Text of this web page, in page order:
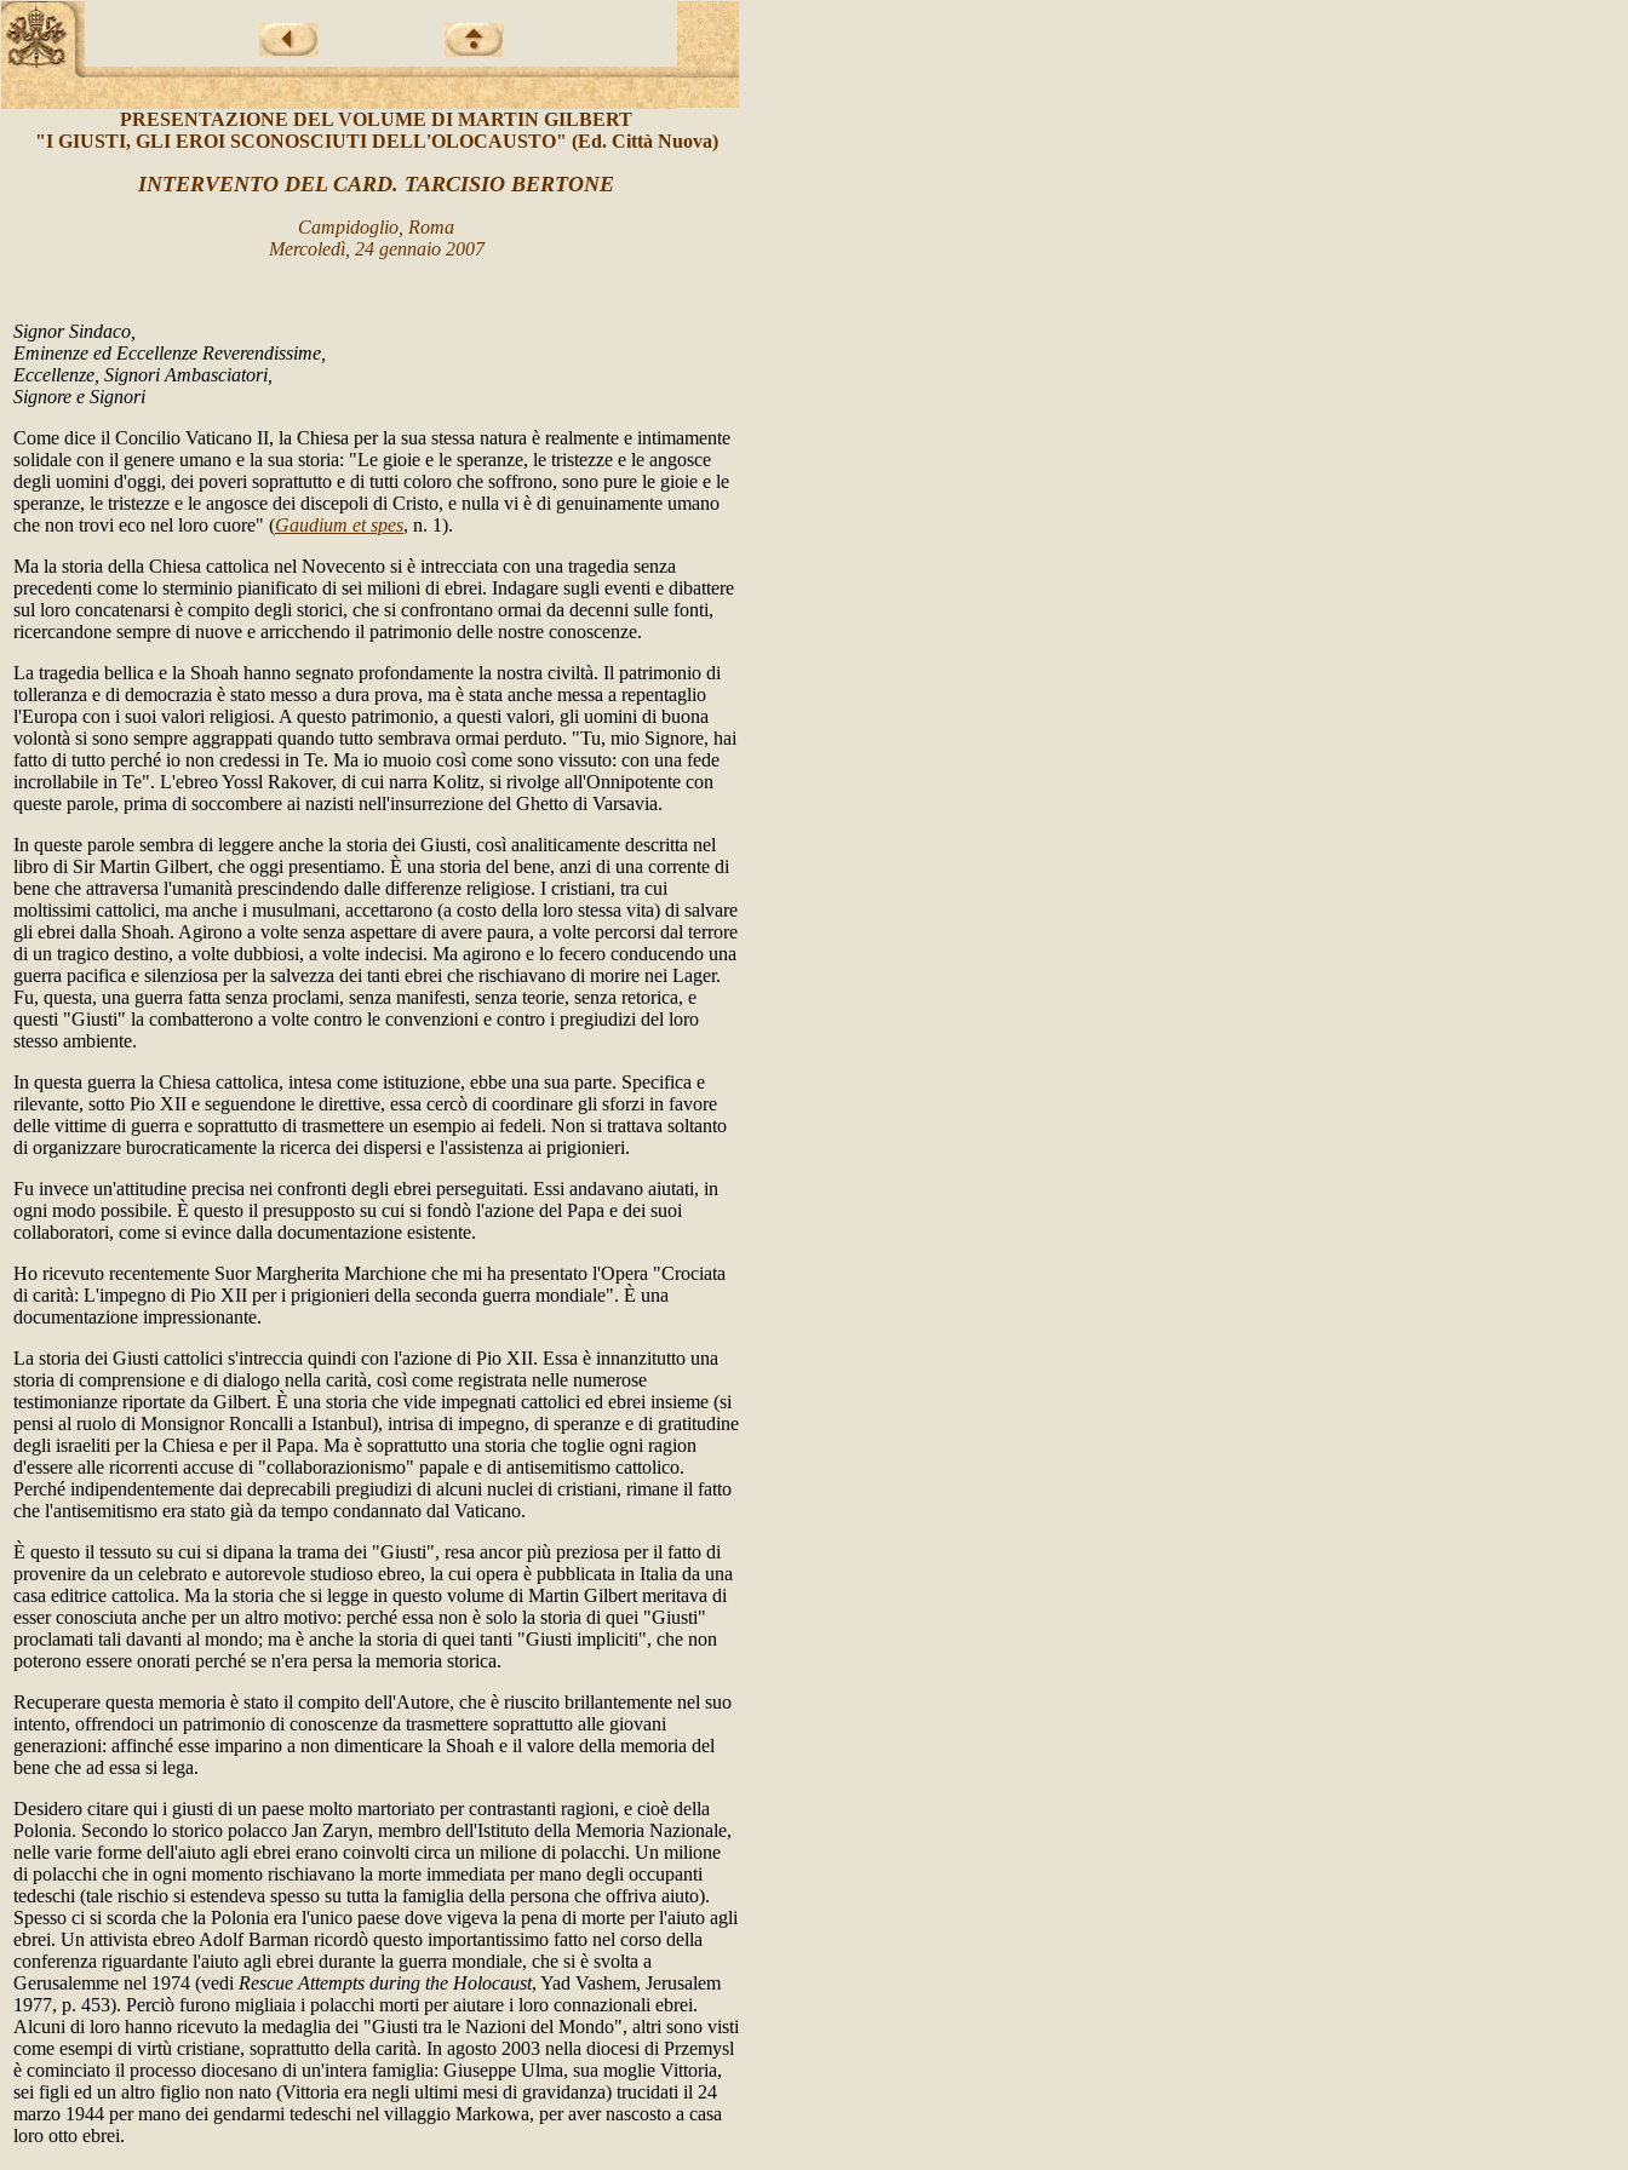
PRESENTAZIONE DEL VOLUME DI MARTIN GILBERT
"I GIUSTI, GLI EROI SCONOSCIUTI DELL'OLOCAUSTO" (Ed. Città Nuova)
INTERVENTO DEL CARD. TARCISIO BERTONE
Campidoglio, Roma
Mercoledì, 24 gennaio 2007
Signor Sindaco,
Eminenze ed Eccellenze Reverendissime,
Eccellenze, Signori Ambasciatori,
Signore e Signori
Come dice il Concilio Vaticano II, la Chiesa per la sua stessa natura è realmente e intimamente
solidale con il genere umano e la sua storia: "Le gioie e le speranze, le tristezze e le angosce
degli uomini d'oggi, dei poveri soprattutto e di tutti coloro che soffrono, sono pure le gioie e le
speranze, le tristezze e le angosce dei discepoli di Cristo, e nulla vi è di genuinamente umano
che non trovi eco nel loro cuore" (Gaudium et spes, n. 1).
Ma la storia della Chiesa cattolica nel Novecento si è intrecciata con una tragedia senza
precedenti come lo sterminio pianificato di sei milioni di ebrei. Indagare sugli eventi e dibattere
sul loro concatenarsi è compito degli storici, che si confrontano ormai da decenni sulle fonti,
ricercandone sempre di nuove e arricchendo il patrimonio delle nostre conoscenze.
La tragedia bellica e la Shoah hanno segnato profondamente la nostra civiltà. Il patrimonio di
tolleranza e di democrazia è stato messo a dura prova, ma è stata anche messa a repentaglio
l'Europa con i suoi valori religiosi. A questo patrimonio, a questi valori, gli uomini di buona
volontà si sono sempre aggrappati quando tutto sembrava ormai perduto. "Tu, mio Signore, hai
fatto di tutto perché io non credessi in Te. Ma io muoio così come sono vissuto: con una fede
incrollabile in Te". L'ebreo Yossl Rakover, di cui narra Kolitz, si rivolge all'Onnipotente con
queste parole, prima di soccombere ai nazisti nell'insurrezione del Ghetto di Varsavia.
In queste parole sembra di leggere anche la storia dei Giusti, così analiticamente descritta nel
libro di Sir Martin Gilbert, che oggi presentiamo. È una storia del bene, anzi di una corrente di
bene che attraversa l'umanità prescindendo dalle differenze religiose. I cristiani, tra cui
moltissimi cattolici, ma anche i musulmani, accettarono (a costo della loro stessa vita) di salvare
gli ebrei dalla Shoah. Agirono a volte senza aspettare di avere paura, a volte percorsi dal terrore
di un tragico destino, a volte dubbiosi, a volte indecisi. Ma agirono e lo fecero conducendo una
guerra pacifica e silenziosa per la salvezza dei tanti ebrei che rischiavano di morire nei Lager.
Fu, questa, una guerra fatta senza proclami, senza manifesti, senza teorie, senza retorica, e
questi "Giusti" la combatterono a volte contro le convenzioni e contro i pregiudizi del loro
stesso ambiente.
In questa guerra la Chiesa cattolica, intesa come istituzione, ebbe una sua parte. Specifica e
rilevante, sotto Pio XII e seguendone le direttive, essa cercò di coordinare gli sforzi in favore
delle vittime di guerra e soprattutto di trasmettere un esempio ai fedeli. Non si trattava soltanto
di organizzare burocraticamente la ricerca dei dispersi e l'assistenza ai prigionieri.
Fu invece un'attitudine precisa nei confronti degli ebrei perseguitati. Essi andavano aiutati, in
ogni modo possibile. È questo il presupposto su cui si fondò l'azione del Papa e dei suoi
collaboratori, come si evince dalla documentazione esistente.
Ho ricevuto recentemente Suor Margherita Marchione che mi ha presentato l'Opera "Crociata
di carità: L'impegno di Pio XII per i prigionieri della seconda guerra mondiale". È una
documentazione impressionante.
La storia dei Giusti cattolici s'intreccia quindi con l'azione di Pio XII. Essa è innanzitutto una
storia di comprensione e di dialogo nella carità, così come registrata nelle numerose
testimonianze riportate da Gilbert. È una storia che vide impegnati cattolici ed ebrei insieme (si
pensi al ruolo di Monsignor Roncalli a Istanbul), intrisa di impegno, di speranze e di gratitudine
degli israeliti per la Chiesa e per il Papa. Ma è soprattutto una storia che toglie ogni ragion
d'essere alle ricorrenti accuse di "collaborazionismo" papale e di antisemitismo cattolico.
Perché indipendentemente dai deprecabili pregiudizi di alcuni nuclei di cristiani, rimane il fatto
che l'antisemitismo era stato già da tempo condannato dal Vaticano.
È questo il tessuto su cui si dipana la trama dei "Giusti", resa ancor più preziosa per il fatto di
provenire da un celebrato e autorevole studioso ebreo, la cui opera è pubblicata in Italia da una
casa editrice cattolica. Ma la storia che si legge in questo volume di Martin Gilbert meritava di
esser conosciuta anche per un altro motivo: perché essa non è solo la storia di quei "Giusti"
proclamati tali davanti al mondo; ma è anche la storia di quei tanti "Giusti impliciti", che non
poterono essere onorati perché se n'era persa la memoria storica.
Recuperare questa memoria è stato il compito dell'Autore, che è riuscito brillantemente nel suo
intento, offrendoci un patrimonio di conoscenze da trasmettere soprattutto alle giovani
generazioni: affinché esse imparino a non dimenticare la Shoah e il valore della memoria del
bene che ad essa si lega.
Desidero citare qui i giusti di un paese molto martoriato per contrastanti ragioni, e cioè della
Polonia. Secondo lo storico polacco Jan Zaryn, membro dell'Istituto della Memoria Nazionale,
nelle varie forme dell'aiuto agli ebrei erano coinvolti circa un milione di polacchi. Un milione
di polacchi che in ogni momento rischiavano la morte immediata per mano degli occupanti
tedeschi (tale rischio si estendeva spesso su tutta la famiglia della persona che offriva aiuto).
Spesso ci si scorda che la Polonia era l'unico paese dove vigeva la pena di morte per l'aiuto agli
ebrei. Un attivista ebreo Adolf Barman ricordò questo importantissimo fatto nel corso della
conferenza riguardante l'aiuto agli ebrei durante la guerra mondiale, che si è svolta a
Gerusalemme nel 1974 (vedi Rescue Attempts during the Holocaust, Yad Vashem, Jerusalem
1977, p. 453). Perciò furono migliaia i polacchi morti per aiutare i loro connazionali ebrei.
Alcuni di loro hanno ricevuto la medaglia dei "Giusti tra le Nazioni del Mondo", altri sono visti
come esempi di virtù cristiane, soprattutto della carità. In agosto 2003 nella diocesi di Przemysl
è cominciato il processo diocesano di un'intera famiglia: Giuseppe Ulma, sua moglie Vittoria,
sei figli ed un altro figlio non nato (Vittoria era negli ultimi mesi di gravidanza) trucidati il 24
marzo 1944 per mano dei gendarmi tedeschi nel villaggio Markowa, per aver nascosto a casa
loro otto ebrei.